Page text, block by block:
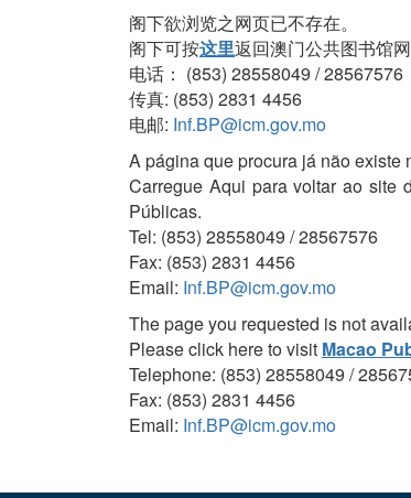
阁下欲浏览之网页已不存在。
阁下可按这里返回澳门公共图书馆
电话： (853) 28558049 / 28567576
传真: (853) 2831 4456
电邮: Inf.BP@icm.gov.mo
A página que procura já não existe
Carregue Aqui para voltar ao site
Públicas.
Tel: (853) 28558049 / 28567576
Fax: (853) 2831 4456
Email: Inf.BP@icm.gov.mo
The page you requested is not
Please click here to visit Macao
Telephone: (853) 28558049 /
Fax: (853) 2831 4456
Email: Inf.BP@icm.gov.mo